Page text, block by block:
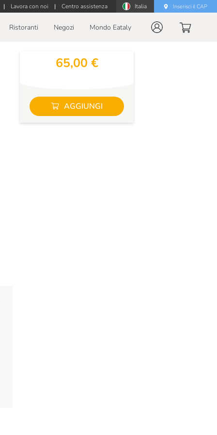
| Lavora con noi | Centro assistenza Italia Inserisci il CAP
Ristoranti Negozi Mondo Eataly
65,00 €
AGGIUNGI